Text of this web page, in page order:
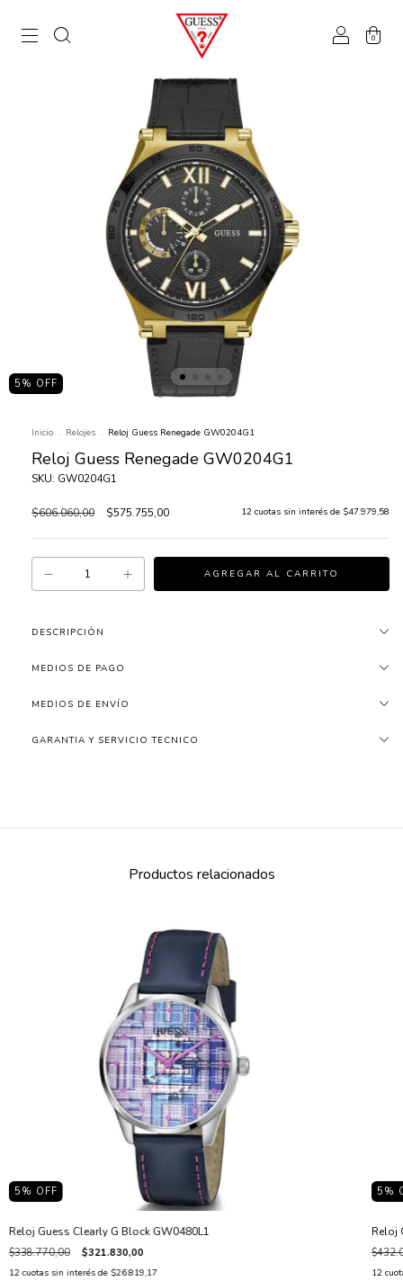
0
5 % OFF
Inicio . Relojes . Reloj Guess Renegade GW0204G1
Reloj Guess Renegade GW0204G1
SKU: GW0204G1
$606.060,00 $575.755,00 12 cuotas sin interés de $47.979,58
DESCRIPCIÓN
MEDIOS DE PAGO
MEDIOS DE ENVÍO
GARANTIA Y SERVICIO TECNICO
Productos relacionados
5 % OFF
Reloj Guess Clearly G Block GW0480L1
$338.770,00 $321.830,00
12 cuotas sin interés de $26.819,17
5 %
Reloj
12